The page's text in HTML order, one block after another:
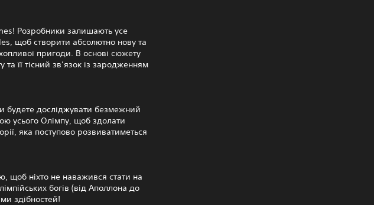
Розробники залишають усе
щоб створити абсолютно нову та
пригоди. В основі сюжету
її тісний зв’язок із зародженням
будете досліджувати безмежний
усього Олімпу, щоб здолати
яка поступово розвиватиметься
щоб ніхто не наважився стати на
богів (від Аполлона до
здібностей!